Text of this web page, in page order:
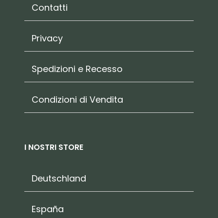
Contatti
Privacy
Spedizioni e Recesso
Condizioni di Vendita
I NOSTRI STORE
Deutschland
España